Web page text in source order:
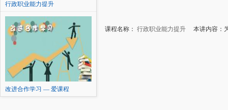
行政职业能力提升
改进合作学习 — 爱课程
课程名称： 行政职业能力提升 本讲内容：